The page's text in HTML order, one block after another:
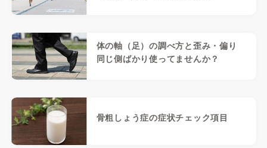
体の軸（足）の調べ方と歪み・偏り
同じ側ばかり使ってませんか？
骨粗しょう症の症状チェック項目